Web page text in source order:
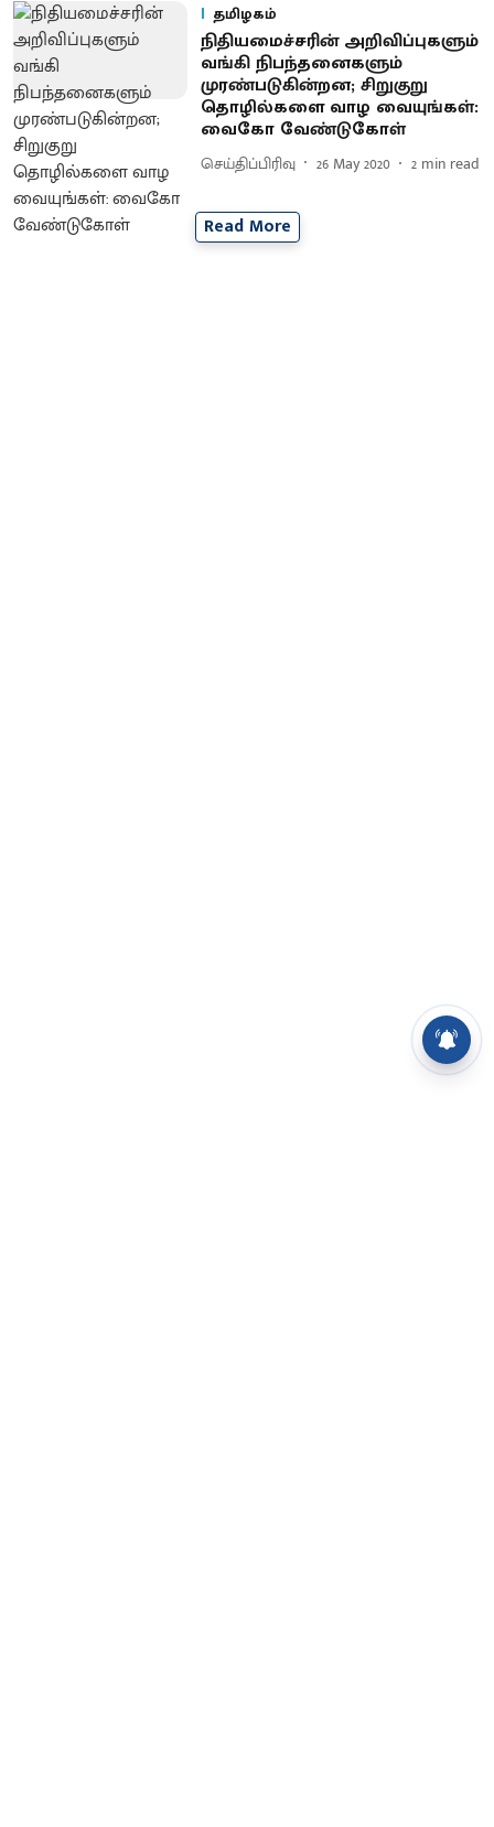
தமிழகம்
நிதியமைச்சரின் அறிவிப்புகளும்
வங்கி நிபந்தனைகளும்
முரண்படுகின்றன; சிறுகுறு
தொழில்களை வாழ வையுங்கள்:
வைகோ வேண்டுகோள்
செய்திப்பிரிவு 26 May 2020 2 min read
Read More